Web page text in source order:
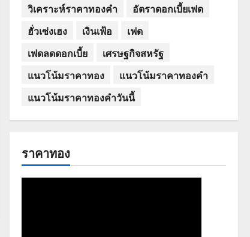
วิเคราะห์ราคาทองคำ
อัตราดอกเบี้ยเฟด
ฮั่วเซ่งเฮง
เงินเฟ้อ
เฟด
เฟดลดดอกเบี้ย
เศรษฐกิจสหรัฐ
แนวโน้มราคาทอง
แนวโน้มราคาทองคำ
แนวโน้มราคาทองคำวันนี้
ราคาทอง